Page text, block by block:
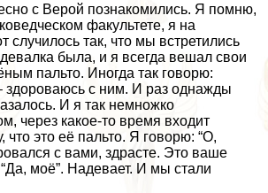
с Верой познакомились. Я помню,
факультете, я на
случилось так, что мы встретились
была, и я всегда вешал свои
пальто. Иногда так говорю:
здороваюсь с ним. И раз однажды
И я так немножко
через какое-то время входит
что это её пальто. Я говорю: “О,
с вами, здрасте. Это ваше
“Да, моё”. Надевает. И мы стали